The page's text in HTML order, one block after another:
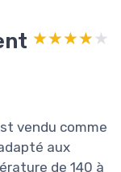
★★★★★
★★★★★
vendu comme
aux
de 140 à